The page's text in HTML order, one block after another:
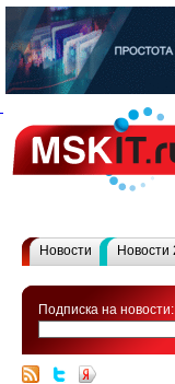
Новости Новости
Подписка на новости: